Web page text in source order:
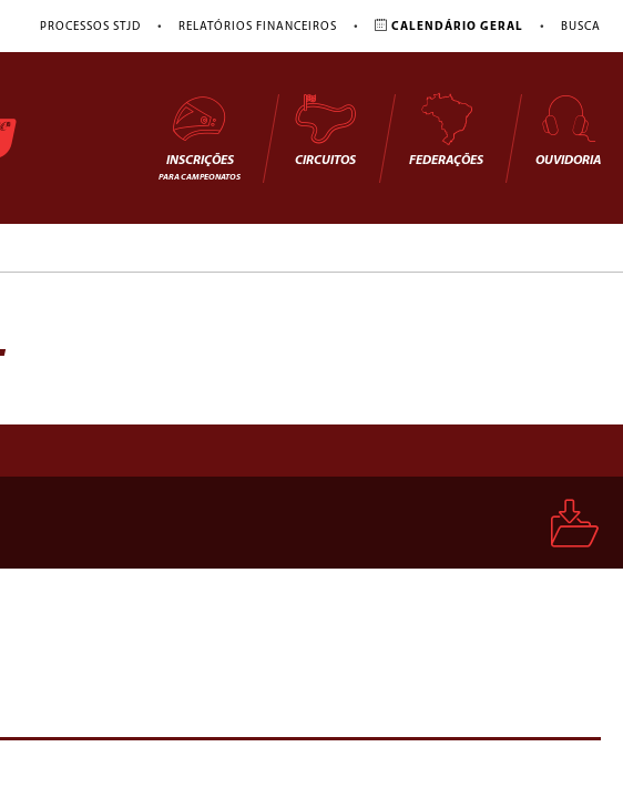
PROCESSOS STJD • RELATÓRIOS FINANCEIROS • CALENDÁRIO GERAL • BUSCA
INSCRIÇÕES
PARA CAMPEONATOS
CIRCUITOS FEDERAÇÕES OUVIDORIA